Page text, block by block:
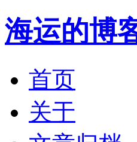
海运的博
首页
关于